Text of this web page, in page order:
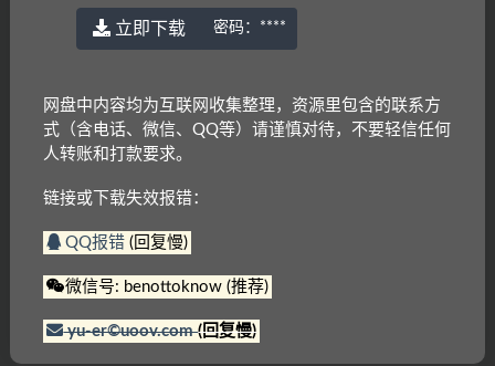
哈利·波特与混血王子
Prince）
新学期就要开始了，邓布利多
乎就这样出人意料地开始了。
更出人意料的事还在接踵而
邓布利多开始了给哈利的单独
授课，在课上哈利经历了几段
立即下载 密码： ****
网盘中内容均为互联网收集整理，资源里包含的联系方
式（含电话、微信、QQ等）请谨慎对待，不要轻信任何
人转账和打款要求。
链接或下载失效报错：
QQ报错(回复慢)
微信号: benottoknow (推荐)
yu-er©uoov.com(回复慢)